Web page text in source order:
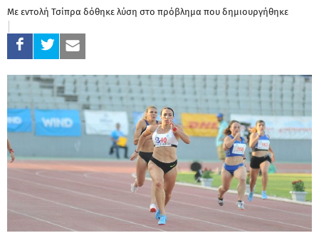
Με εντολή Τσίπρα δόθηκε λύση στο πρόβλημα που δημιουργήθηκε